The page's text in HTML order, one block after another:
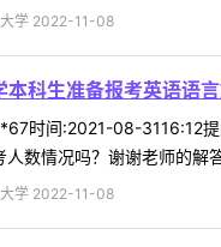
学 2022-11-08
科生准备报考英语语
时间:2021-08-3116:12
数情况吗？谢谢老师的解
学 2022-11-08